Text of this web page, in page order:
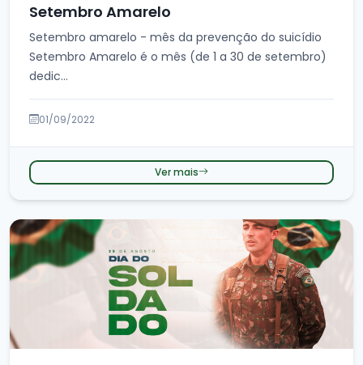
Setembro Amarelo
Setembro amarelo - mês da prevenção do suicídio
Setembro Amarelo é o mês (de 1 a 30 de setembro)
dedic...
01/09/2022
Ver mais